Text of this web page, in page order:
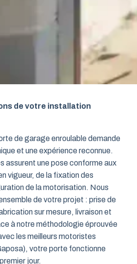
de votre installation
de garage enroulable demande
et une expérience reconnue.
assurent une pose conforme aux
vigueur, de la fixation des
de la motorisation. Nous
de votre projet : prise de
sur mesure, livraison et
à notre méthodologie éprouvée
les meilleurs motoristes
votre porte fonctionne
jour.